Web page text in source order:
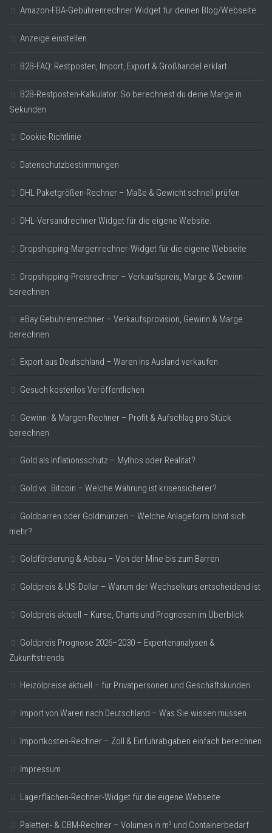
Amazon-FBA-Gebührenrechner Widget für deinen Blog/Webseite
Anzeige einstellen
B2B-FAQ: Restposten, Import, Export & Großhandel erklärt
B2B-Restposten-Kalkulator: So berechnest du deine Marge in
Sekunden
Cookie-Richtlinie
Datenschutzbestimmungen
DHL Paketgrößen-Rechner – Maße & Gewicht schnell prüfen
DHL-Versandrechner Widget für die eigene Website.
Dropshipping-Margenrechner-Widget für die eigene Webseite
Dropshipping-Preisrechner – Verkaufspreis, Marge & Gewinn
berechnen
eBay Gebührenrechner – Verkaufsprovision, Gewinn & Marge
berechnen
Export aus Deutschland – Waren ins Ausland verkaufen
Gesuch kostenlos Veröffentlichen
Gewinn- & Margen-Rechner – Profit & Aufschlag pro Stück
berechnen
Gold als Inflationsschutz – Mythos oder Realität?
Gold vs. Bitcoin – Welche Währung ist krisensicherer?
Goldbarren oder Goldmünzen – Welche Anlageform lohnt sich
mehr?
Goldförderung & Abbau – Von der Mine bis zum Barren
Goldpreis & US-Dollar – Warum der Wechselkurs entscheidend ist
Goldpreis aktuell – Kurse, Charts und Prognosen im Überblick
Goldpreis Prognose 2026–2030 – Expertenanalysen &
Zukunftstrends
Heizölpreise aktuell – für Privatpersonen und Geschäftskunden
Import von Waren nach Deutschland – Was Sie wissen müssen
Importkosten-Rechner – Zoll & Einfuhrabgaben einfach berechnen
Impressum
Lagerflächen-Rechner-Widget für die eigene Webseite
Paletten- & CBM-Rechner – Volumen in m³ und Containerbedarf